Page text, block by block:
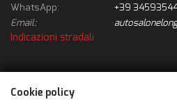
WhatsApp:
+39
Email:
Indicazioni stradali
Dati fiscali:
Autosalone Longarone Srl
Cookie policy